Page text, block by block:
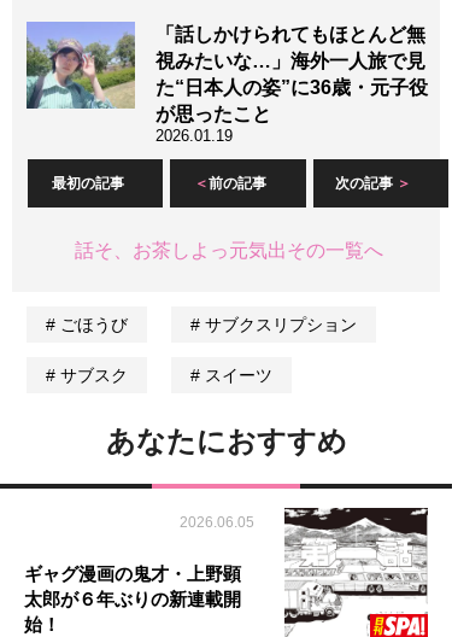
「話しかけられてもほとんど無
視みたいな…」海外一人旅で見
た“日本人の姿”に36歳・元子役
が思ったこと
2026.01.19
最初の記事 前の記事 次の記事
話そ、お茶しよっ元気出その一覧へ
ごほうび サブクスリプション
サブスク スイーツ
あなたにおすすめ
2026.06.05
ギャグ漫画の鬼才・上野顕
太郎が６年ぶりの新連載開
始！